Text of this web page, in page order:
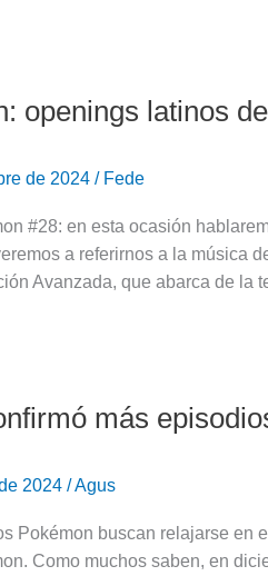
openings latinos
de 2024 / Fede
#28: en esta ocasión
a referirnos a la música
Avanzada, que abarca de la
más
2024 /Agus
Pokémon buscan relajarse en
Como muchos saben, en